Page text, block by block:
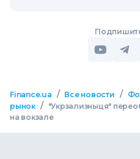
Finance.ua / Все новости /
рынок /
"Укрзализныця"
на вокзале